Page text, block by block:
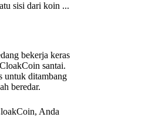
sisi dari koin ...
bekerja keras
santai.
untuk ditambang
beredar.
Anda